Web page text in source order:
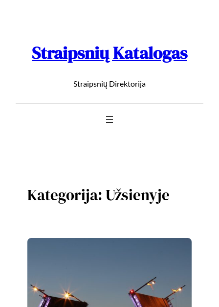
Straipsnių Katalogas
Straipsnių Direktorija
Kategorija:Užsienyje